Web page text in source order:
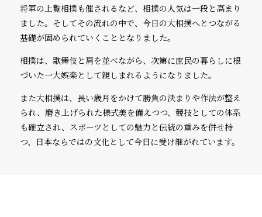
将軍の上覧相撲も催されるなど、相撲の人気は一段と高まり
ました。そしてその流れの中で、今日の大相撲へとつながる
基礎が固められていくこととなりました。
相撲は、歌舞伎と肩を並べながら、次第に庶民の暮らしに根
づいた一大娯楽として親しまれるようになりました。
また大相撲は、長い歳月をかけて勝負の決まりや作法が整え
られ、磨き上げられた様式美を備えつつ、競技としての体系
も確立され、スポーツとしての魅力と伝統の重みを併せ持
つ、日本ならではの文化として今日に受け継がれています。